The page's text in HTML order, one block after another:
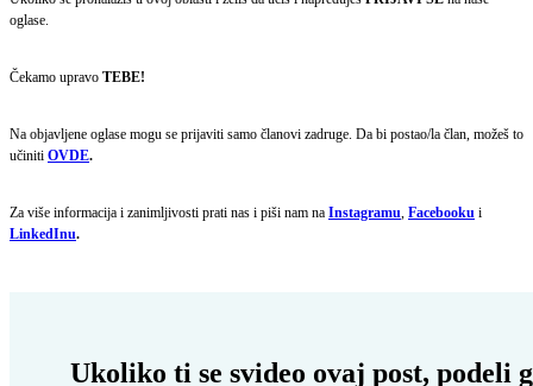
oglase.
Čekamo upravo TEBE!
Na objavljene oglase mogu se prijaviti samo članovi zadruge. Da bi postao/la član, možeš to
učiniti OVDE.
Za više informacija i zanimljivosti prati nas i piši nam na Instagramu, Facebooku i
LinkedInu.
Ukoliko ti se svideo ovaj post, podeli